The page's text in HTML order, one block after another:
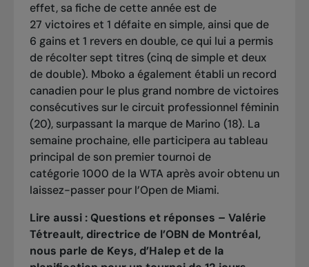
effet, sa fiche de cette année est de
27 victoires et 1 défaite en simple, ainsi que de
6 gains et 1 revers en double, ce qui lui a permis
de récolter sept titres (cinq de simpleet deux
de double). Mboko a également établi un record
canadien pour le plus grand nombre de victoires
consécutives sur le circuit professionnel féminin
(20), surpassant la marque de Marino (18). La
semaine prochaine, elle participera au tableau
principal de son premier tournoi de
catégorie 1000 de la WTA après avoir obtenu un
laissez-passer pour l’Open de Miami.
Lire aussi : Questions et réponses – Valérie
Tétreault, directrice de l’OBN de Montréal,
nous parle de Keys, d’Halep et de la